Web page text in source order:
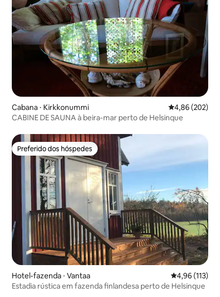
Cabana ⋅ Kirkkonummi 4,86 de uma
4,86 (202)
CABINE DE SAUNA à beira-mar perto de Helsinque
Preferido dos hóspedes
Preferido dos hóspedes
Hotel-fazenda ⋅ Vantaa 4,96 de uma
4,96 (113)
Estadia rústica em fazenda finlandesa perto de Helsinque